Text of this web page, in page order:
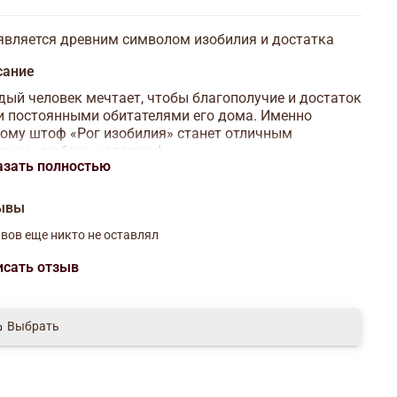
древним символом изобилия и достатка
человек мечтает, чтобы благополучие и достаток
постоянными обитателями его дома. Именно
штоф «Рог изобилия» станет отличным
любому человеку!
его в дар — значит наглядно
свои пожелания благополучия,
и счастья человеку и его семье.
штоф является прекрасным воплощением такого
искусства, которое, помимо своего
значения, обладает и большой
полностью
еще никто не оставлял
отзыв
Выбрать